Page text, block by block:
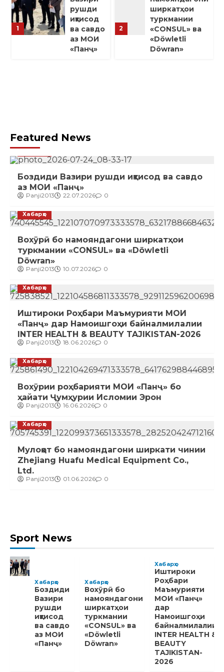
1
рушди
иқтисод
ва савдо
аз МОИ
«Панҷ»
2
ширкатҳои
туркмании
«CONSUL» ва
«Döwletli
Döwran»
Featured News
Хабарҳо
Боздиди Вазири рушди иқтисод ва савдо
аз МОИ «Панҷ»
Panji2013 22.07.2026 0
Хабарҳо
Вохӯрӣ бо намояндагони ширкатҳои
туркмании «CONSUL» ва «Döwletli
Döwran»
Panji2013 10.07.2026 0
Хабарҳо
Иштироки Роҳбари Маъмурияти МОИ
«Панҷ» дар Намоишгоҳи байналмилалии
INTER HEALTH & BEAUTY TAJIKISTAN-2026
Panji2013 18.06.2026 0
Хабарҳо
Вохӯрии роҳбарияти МОИ «Панҷ» бо
ҳайати Ҷумҳурии Исломии Эрон
Panji2013 16.06.2026 0
Хабарҳо
Мулоқот бо намояндагони ширкати чинии
Zhejiang Huafu Medical Equipment Co.,
Ltd.
Panji2013 01.06.2026 0
Sport News
Хабарҳо
Боздиди
Вазири
рушди
иқтисод
ва савдо
аз МОИ
«Панҷ»
Хабарҳо
Вохӯрӣ бо
намояндагони
ширкатҳои
туркмании
«CONSUL» ва
«Döwletli
Döwran»
Хабарҳо
Иштироки
Роҳбари
Маъмурияти
МОИ «Панҷ»
дар
Намоишгоҳи
байналмилалии
INTER HEALTH &
BEAUTY
TAJIKISTAN-
2026